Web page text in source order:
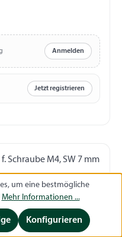
Anmelden
Jetzt registrieren
um eine bestmögliche
Mehr Informationen ...
Konfigurieren